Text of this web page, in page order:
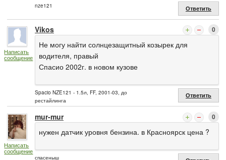
nze121 Ответить
Написать
сообщение
Vikos 0
Не могу найти солнцезащитный козырек для
водителя, правый
Спасио 2002г. в новом кузове
Spacio NZE121 - 1.5л, FF, 2001-03, до
рестайлинга
Ответить
Написать
сообщение
mur-mur 0
нужен датчик уровня бензина. в Красноярск цена ?
спасеныш